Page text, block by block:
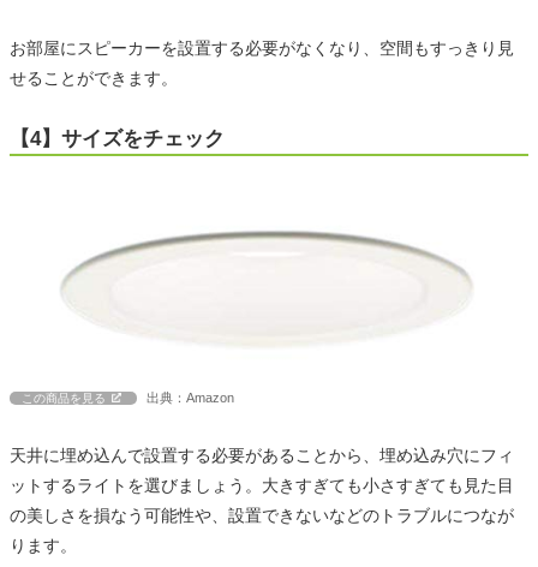
お部屋にスピーカーを設置する必要がなくなり、空間もすっきり見
せることができます。
【4】サイズをチェック
この商品を見る 出典：Amazon
天井に埋め込んで設置する必要があることから、埋め込み穴にフィ
ットするライトを選びましょう。大きすぎても小さすぎても見た目
の美しさを損なう可能性や、設置できないなどのトラブルにつなが
ります。